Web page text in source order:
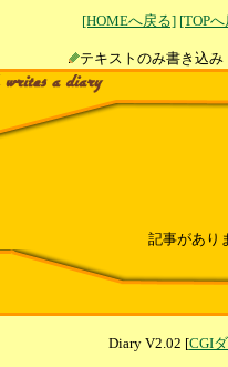
[HOMEへ戻る] [TOP
テキストのみ書
記事があり
Diary V2.02 [CGI